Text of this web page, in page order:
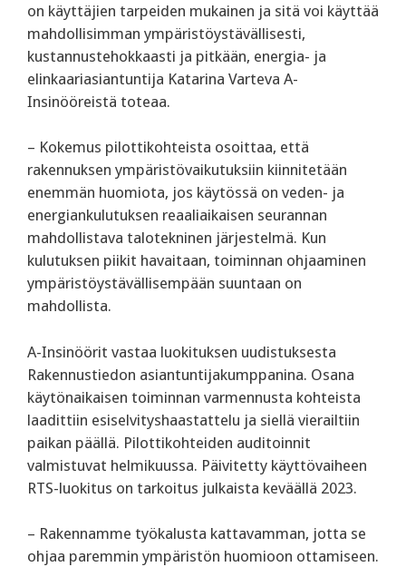
on käyttäjien tarpeiden mukainen ja sitä voi käyttää
mahdollisimman ympäristöystävällisesti,
kustannustehokkaasti ja pitkään, energia- ja
elinkaariasiantuntija Katarina Varteva A-
Insinööreistä toteaa.
– Kokemus pilottikohteista osoittaa, että
rakennuksen ympäristövaikutuksiin kiinnitetään
enemmän huomiota, jos käytössä on veden- ja
energiankulutuksen reaaliaikaisen seurannan
mahdollistava talotekninen järjestelmä. Kun
kulutuksen piikit havaitaan, toiminnan ohjaaminen
ympäristöystävällisempään suuntaan on
mahdollista.
A-Insinöörit vastaa luokituksen uudistuksesta
Rakennustiedon asiantuntijakumppanina. Osana
käytönaikaisen toiminnan varmennusta kohteista
laadittiin esiselvityshaastattelu ja siellä vierailtiin
paikan päällä. Pilottikohteiden auditoinnit
valmistuvat helmikuussa. Päivitetty käyttövaiheen
RTS-luokitus on tarkoitus julkaista keväällä 2023.
– Rakennamme työkalusta kattavamman, jotta se
ohjaa paremmin ympäristön huomioon ottamiseen.